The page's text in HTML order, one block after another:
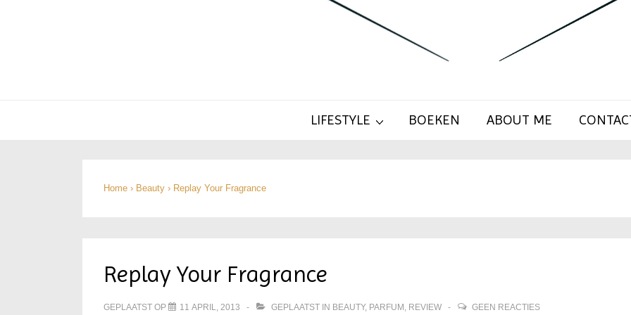
LIFESTYLE BOEKEN ABOUT ME
Home › Beauty › Replay Your Fragrance
Replay Your Fragrance
GEPLAATST OP 11 APRIL, 2013 GEPLAATST IN BEAUTY, PARFUM , REVIEW GEEN REACTIES